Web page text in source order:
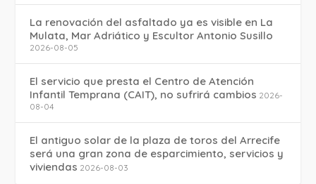
La renovación del asfaltado ya es visible en La
Mulata, Mar Adriático y Escultor Antonio Susillo
2026-08-05
El servicio que presta el Centro de Atención
Infantil Temprana (CAIT), no sufrirá cambios 2026-
08-04
El antiguo solar de la plaza de toros del Arrecife
será una gran zona de esparcimiento, servicios y
viviendas 2026-08-03